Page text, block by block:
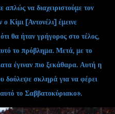
να διαχειριστούμε τον
Κίμι [Αντονέλι] έμεινε
θα ήταν γρήγορος στο τέλος,
το πρόβλημα. Μετά, με το
έγιναν πιο ξεκάθαρα. Αυτή η
δούλεψε σκληρά για να φέρει
το Σαββατοκύριακο».